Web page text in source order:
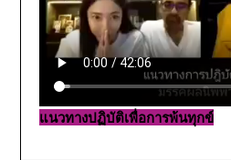
แนวทางปฏิบัติเพื่อการพ้นทุกข์